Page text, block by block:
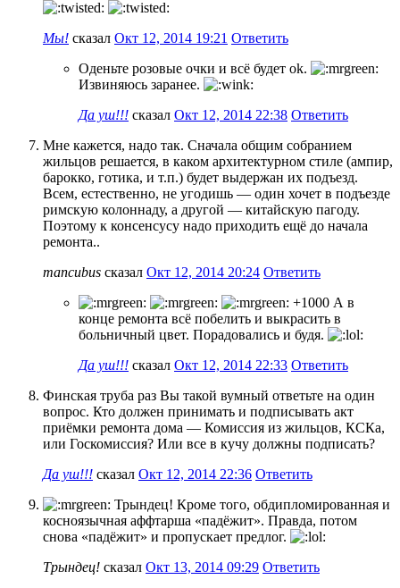
Мы! сказал Окт 12, 2014 19:21 Ответить
Оденьте розовые очки и всё будет ok.
Извиняюсь заранее.
Да уш!!! сказал Окт 12, 2014 22:38 Ответить
Мне кажется, надо так. Сначала общим собранием
жильцов решается, в каком архитектурном стиле (ампир,
барокко, готика, и т.п.) будет выдержан их подъезд.
Всем, естественно, не угодишь — один хочет в подъезде
римскую колоннаду, а другой — китайскую пагоду.
Поэтому к консенсусу надо приходить ещё до начала
ремонта..
mancubus сказал Окт 12, 2014 20:24 Ответить
+1000 А в
конце ремонта всё побелить и выкрасить в
больничный цвет. Порадовались и будя.
Да уш!!! сказал Окт 12, 2014 22:33 Ответить
Финская труба раз Вы такой вумный ответьте на один
вопрос. Кто должен принимать и подписывать акт
приёмки ремонта дома — Комиссия из жильцов, КСКа,
или Госкомиссия? Или все в кучу должны подписать?
Да уш!!! сказал Окт 12, 2014 22:36 Ответить
Трындец! Кроме того, обдипломированная и
косноязычная аффтарша «падёжит». Правда, потом
снова «падёжит» и пропускает предлог.
Трындец! сказал Окт 13, 2014 09:29 Ответить